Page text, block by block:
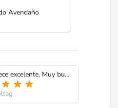
Avendaño
Me parece excelente. Muy bueno, facilita el trabajo.